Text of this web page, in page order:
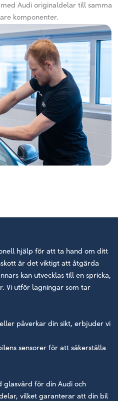
Audi originaldelar till samma
komponenter.
hjälp för att ta hand om ditt
är det viktigt att åtgärda
kan utvecklas till en spricka,
Vi utför lagningar som tar
påverkar din sikt, erbjuder vi
sensorer för att säkerställa
glasvård för din Audi och
vilket garanterar att din bil